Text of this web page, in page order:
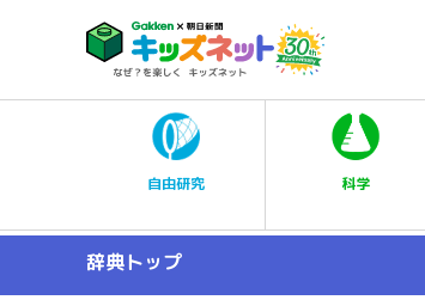
自由研究 科学
辞典トップ